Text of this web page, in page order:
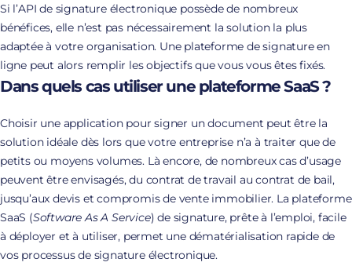
Si l’API de signature électronique possède de nombreux
bénéfices, elle n’est pas nécessairement la solution la plus
adaptée à votre organisation. Une plateforme de signature en
ligne peut alors remplir les objectifs que vous vous êtes fixés.
Dans quels cas utiliser une plateforme SaaS ?
Choisir une application pour signer un document peut être la
solution idéale dès lors que votre entreprise n’a à traiter que de
petits ou moyens volumes. Là encore, de nombreux cas d’usage
peuvent être envisagés, du contrat de travail au contrat de bail,
jusqu’aux devis et compromis de vente immobilier. La plateforme
SaaS (Software As A Service) de signature, prête à l’emploi, facile
à déployer et à utiliser, permet une dématérialisation rapide de
vos processus de signature électronique.